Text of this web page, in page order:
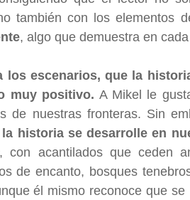
también con los elementos
, algo que demuestra en
los escenarios,que la
muy positivo. A Mikel le
de nuestras fronteras. Sin
historia se desarrolle en
, con acantilados que ceden
de encanto, bosques
él mismo reconoce que